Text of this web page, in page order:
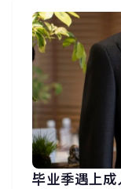
毕业季遇上